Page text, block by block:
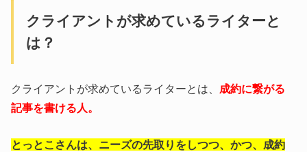
クライアントが求めているライターと
は？
クライアントが求めているライターとは、 成約に繋がる
記事を書ける人。
とっとこさんは、ニーズの先取りをしつつ、かつ、成約